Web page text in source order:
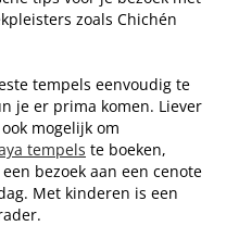
zoals Chichén
tempels eenvoudig te
je er prima komen. Liever
mogelijk om
tempels te boeken,
bezoek aan een cenote
Met kinderen is een